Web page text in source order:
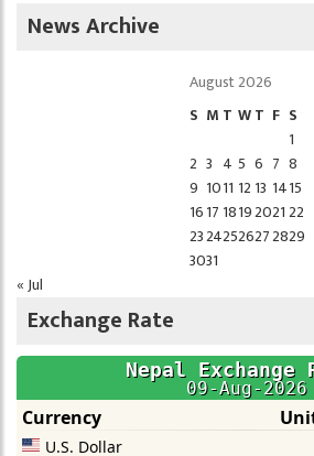
News Archive
August 2026
S M T WT F S
1
2 3 4 5 6 7 8
9 1011 12 13 1415
1617 1819202122
23242526272829
3031
« Jul
Exchange Rate